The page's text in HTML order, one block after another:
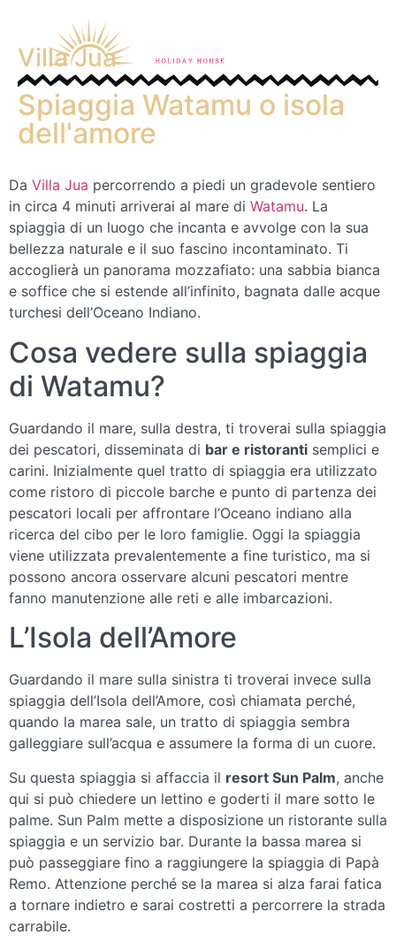
Villa Jua
Spiaggia Watamu o isola
dell'amore
Da Villa Jua percorrendo a piedi un gradevole sentiero
in circa 4 minuti arriverai al mare di Watamu. La
spiaggia di un luogo che incanta e avvolge con la sua
bellezza naturale e il suo fascino incontaminato. Ti
accoglierà un panorama mozzafiato: una sabbia bianca
e soffice che si estende all’infinito, bagnata dalle acque
turchesi dell’Oceano Indiano.
Cosa vedere sulla spiaggia
di Watamu?
Guardando il mare, sulla destra, ti troverai sulla spiaggia
dei pescatori, disseminata di bar e ristoranti semplici e
carini. Inizialmente quel tratto di spiaggia era utilizzato
come ristoro di piccole barche e punto di partenza dei
pescatori locali per affrontare l’Oceano indiano alla
ricerca del cibo per le loro famiglie. Oggi la spiaggia
viene utilizzata prevalentemente a fine turistico, ma si
possono ancora osservare alcuni pescatori mentre
fanno manutenzione alle reti e alle imbarcazioni.
L’Isola dell’Amore
Guardando il mare sulla sinistra ti troverai invece sulla
spiaggia dell’Isola dell’Amore, così chiamata perché,
quando la marea sale, un tratto di spiaggia sembra
galleggiare sull’acqua e assumere la forma di un cuore.
Su questa spiaggia si affaccia il resort Sun Palm, anche
qui si può chiedere un lettino e goderti il mare sotto le
palme. Sun Palm mette a disposizione un ristorante sulla
spiaggia e un servizio bar. Durante la bassa marea si
può passeggiare fino a raggiungere la spiaggia di Papà
Remo. Attenzione perché se la marea si alza farai fatica
a tornare indietro e sarai costretti a percorrere la strada
carrabile.